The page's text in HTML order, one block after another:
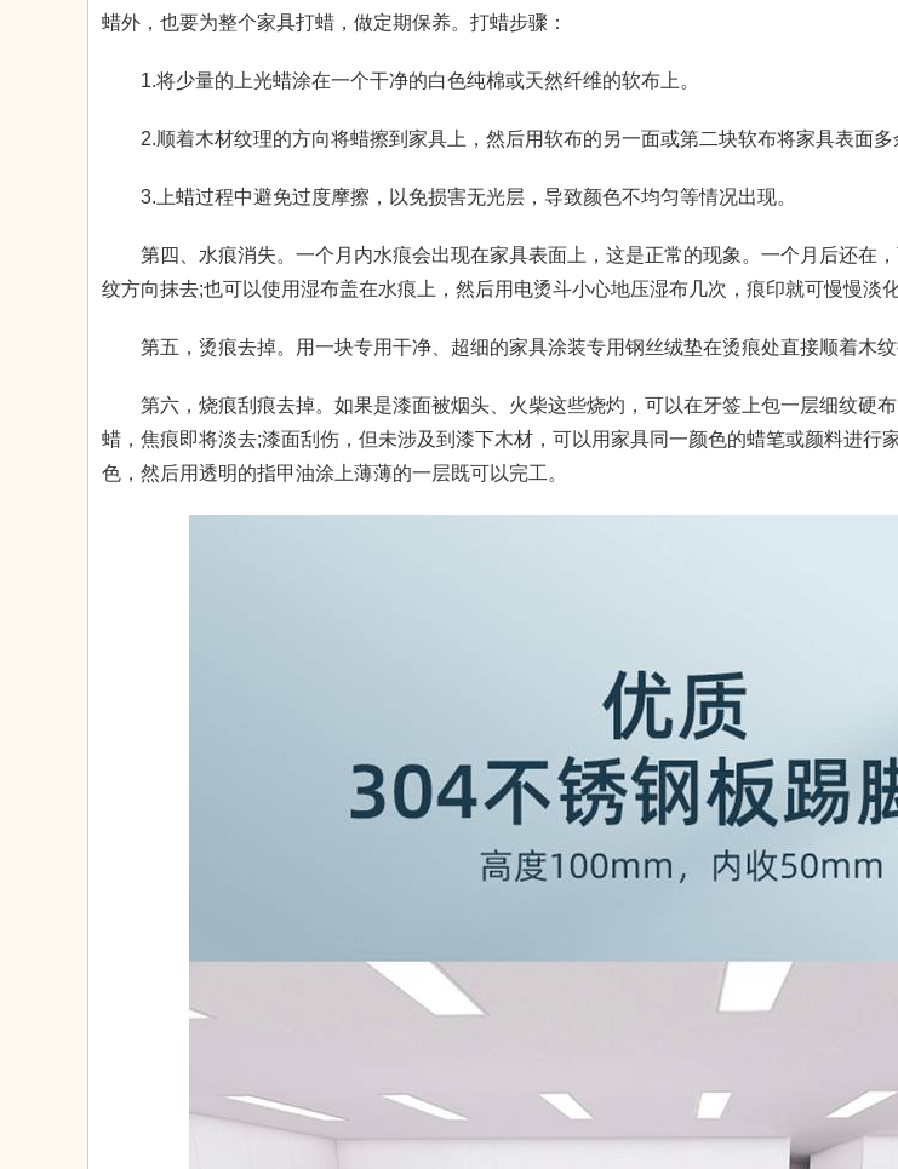
蜡外，也要为整个家具打蜡，做定期保养。打蜡步骤：
1.将少量的上光蜡涂在一个干净的白色纯棉或天然纤维的软布上。
2.顺着木材纹理的方向将蜡擦到家具上，然后用软布的另一面或第二块软布将家具表面多
3.上蜡过程中避免过度摩擦，以免损害无光层，导致颜色不均匀等情况出现。
第四、水痕消失。一个月内水痕会出现在家具表面上，这是正常的现象。一个月后还在
纹方向抹去;也可以使用湿布盖在水痕上，然后用电烫斗小心地压湿布几次，痕印就可慢慢淡化
第五，烫痕去掉。用一块专用干净、超细的家具涂装专用钢丝绒垫在烫痕处直接顺着木纹
第六，烧痕刮痕去掉。如果是漆面被烟头、火柴这些烧灼，可以在牙签上包一层细纹硬
蜡，焦痕即将淡去;漆面刮伤，但未涉及到漆下木材，可以用家具同一颜色的蜡笔或颜料进行
色，然后用透明的指甲油涂上薄薄的一层既可以完工。